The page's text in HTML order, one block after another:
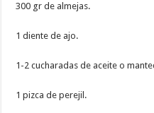
300 gr de almejas.
1 diente de ajo.
1-2 cucharadas de aceite o
1 pizca de perejil.